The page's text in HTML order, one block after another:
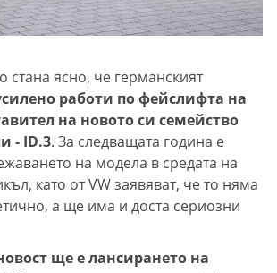
ясно, че германският
работи по фейслифта на
на новото си семейство
- ID.3. За следващата година е
на модела в средата на
като от VW заявяват, че то няма
а ще има и доста сериозни
ще е лансирането на